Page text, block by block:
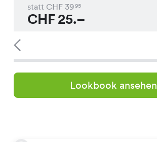
statt CHF 3995
CHF25.–
Lookbook ansehen